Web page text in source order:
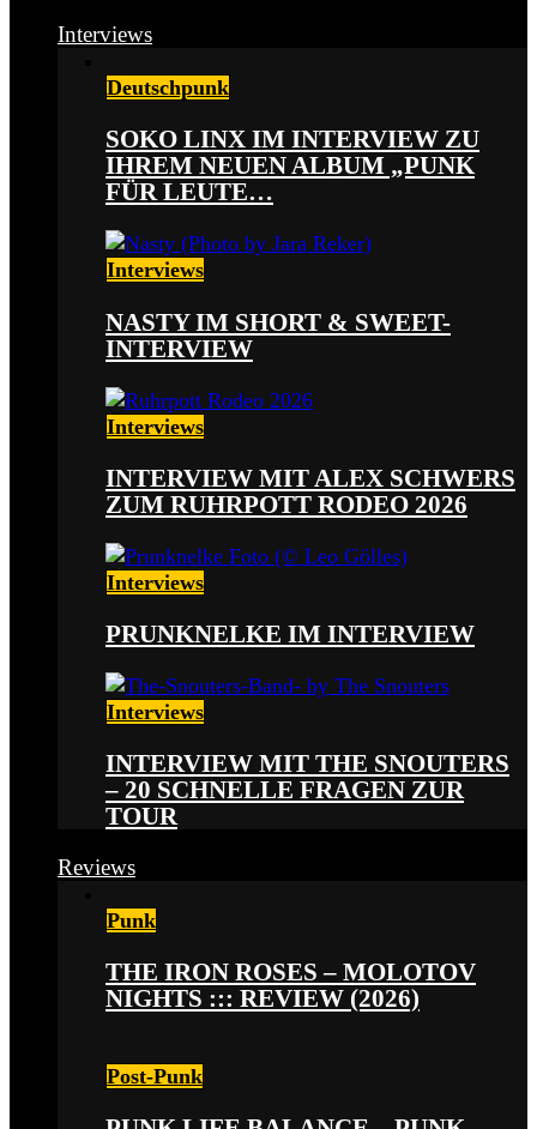
Interviews
Deutschpunk
SOKO LINX IM INTERVIEW ZU
IHREM NEUEN ALBUM „PUNK
FÜR LEUTE…
Interviews
NASTY IM SHORT & SWEET-
INTERVIEW
Interviews
INTERVIEW MIT ALEX SCHWERS
ZUM RUHRPOTT RODEO 2026
Interviews
PRUNKNELKE IM INTERVIEW
Interviews
INTERVIEW MIT THE SNOUTERS
– 20 SCHNELLE FRAGEN ZUR
TOUR
Reviews
Punk
THE IRON ROSES – MOLOTOV
NIGHTS ::: REVIEW (2026)
Post-Punk